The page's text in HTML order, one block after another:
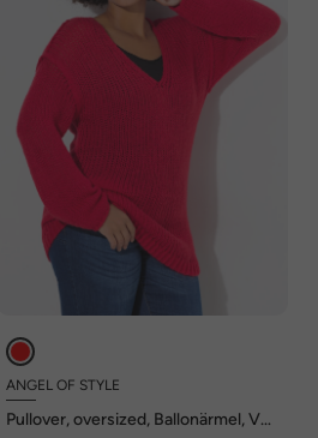
ANGEL OF STYLE
Pullover, oversized, Ballonärmel, V-